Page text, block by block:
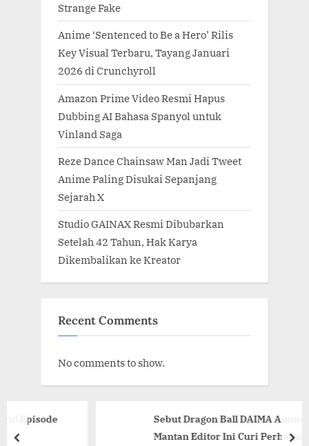
Strange Fake
Anime ‘Sentenced to Be a Hero’ Rilis
Key Visual Terbaru, Tayang Januari
2026 di Crunchyroll
Amazon Prime Video Resmi Hapus
Dubbing AI Bahasa Spanyol untuk
Vinland Saga
Reze Dance Chainsaw Man Jadi Tweet
Anime Paling Disukai Sepanjang
Sejarah X
Studio GAINAX Resmi Dibubarkan
Setelah 42 Tahun, Hak Karya
Dikembalikan ke Kreator
Recent Comments
No comments to show.
Sebut Dragon Ball DAIMA Anime
Mantan Editor Ini Curi Perhatian
prev